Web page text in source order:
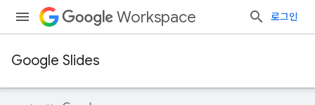
Workspace 로그인
Google Slides